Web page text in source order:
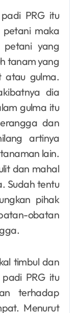
PRG itu
maka
petani yang
tanam yang
atau gulma.
dia
gulma itu
dan
artinya
lain.
dan mahal
Sudah tentu
pihak
obatan
timbul dan
PRG itu
terhadap
Menurut